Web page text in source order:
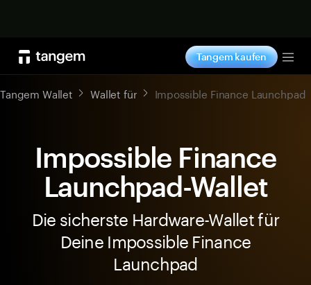
Tangem kaufen
Tangem Wallet Wallet für Impossible Finance Launchpad
Impossible Finance
Launchpad-Wallet
Die sicherste Hardware-Wallet für
Deine Impossible Finance
Launchpad